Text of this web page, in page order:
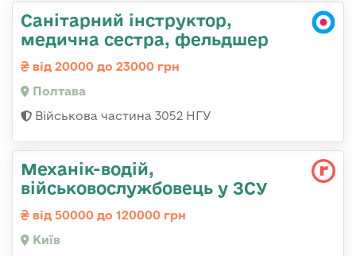
Санітарний інструктор,
медична сестра, фельдшер
від 20000 до 23000 грн
Полтава
Військова частина 3052 НГУ
Механік-водій,
військовослужбовець у ЗСУ
від 50000 до 120000 грн
Київ